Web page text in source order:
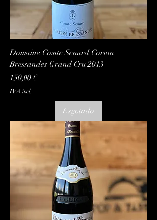
Domaine Comte Senard Corton
Bressandes Grand Cru 2013
Preço
150,00 €
IVA incl.
Esgotado